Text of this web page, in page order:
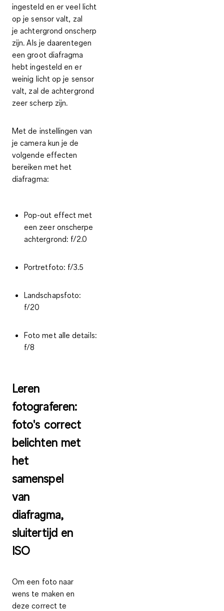
ingesteld en er veel licht
op je sensor valt, zal
jeachtergrond onscherp
zijn. Als je daarentegen
een groot diafragma
hebt ingesteld ener
weinig licht op je sensor
valt, zal de achtergrond
zeer scherp zijn.
Met de instellingen van
je camera kun je de
volgende effecten
bereiken met het
diafragma:
Pop-out effect met
een zeer onscherpe
achtergrond: f/2.0
Portretfoto: f/3.5
Landschapsfoto:
f/20
Foto met alle details:
f/8
Leren
fotograferen:
foto's correct
belichten met
het
samenspel
van
diafragma,
sluitertijd en
ISO
Om een foto naar
wens te maken en
deze correct te